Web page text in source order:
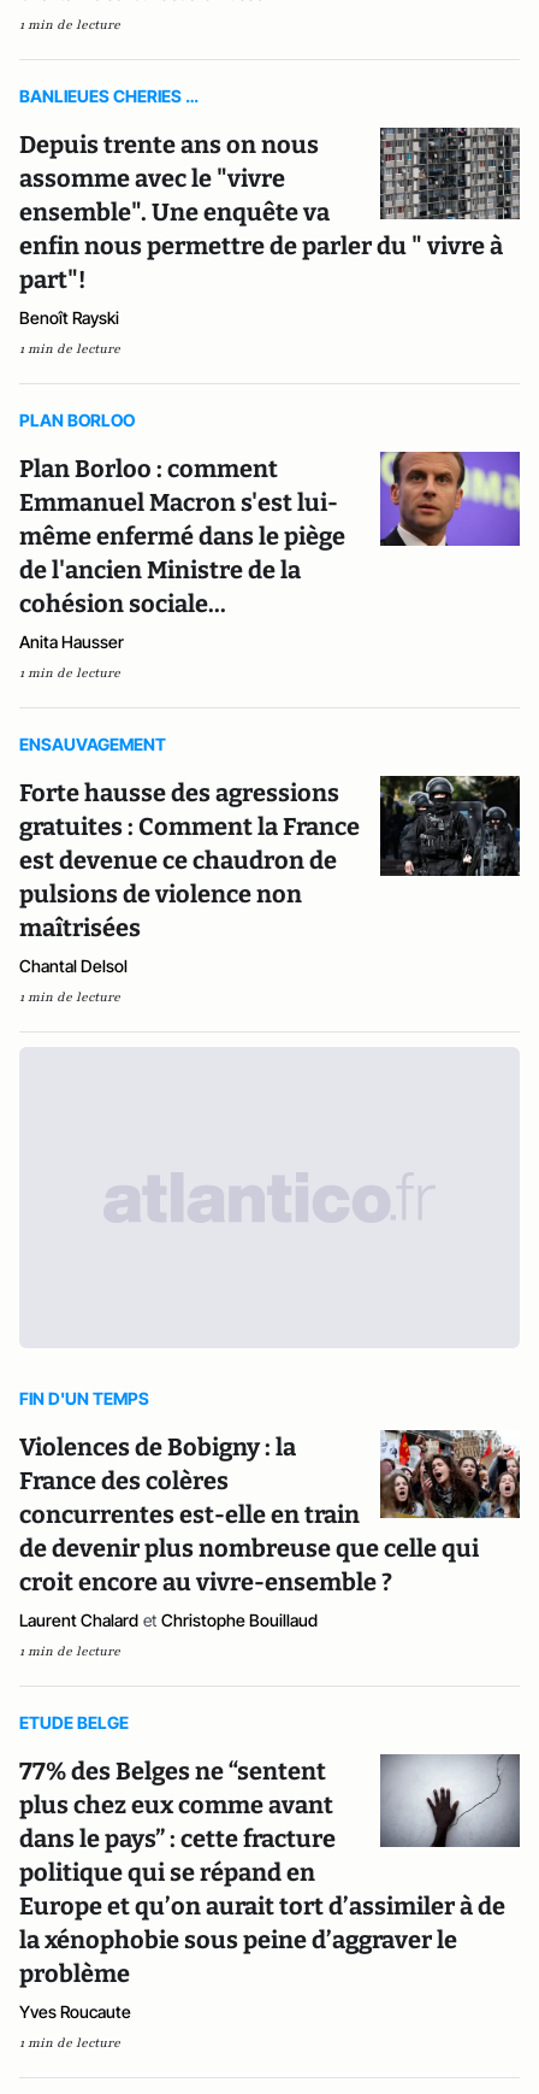
1 min de lecture
BANLIEUES CHERIES …
Depuis trente ans on nous
assomme avec le "vivre
ensemble". Une enquête va
enfin nous permettre de parler du " vivre à
part"!
Benoît Rayski
1 min de lecture
PLAN BORLOO
Plan Borloo : comment
Emmanuel Macron s'est lui-
même enfermé dans le piège
de l'ancien Ministre de la
cohésion sociale...
Anita Hausser
1 min de lecture
ENSAUVAGEMENT
Forte hausse des agressions
gratuites : Comment la France
est devenue ce chaudron de
pulsions de violence non
maîtrisées
Chantal Delsol
1 min de lecture
FIN D'UN TEMPS
Violences de Bobigny : la
France des colères
concurrentes est-elle en train
de devenir plus nombreuse que celle qui
croit encore au vivre-ensemble ?
Laurent Chalard et Christophe Bouillaud
1 min de lecture
ETUDE BELGE
77% des Belges ne “sentent
plus chez eux comme avant
dans le pays” : cette fracture
politique qui se répand en
Europe et qu’on aurait tort d’assimiler à de
la xénophobie sous peine d’aggraver le
problème
Yves Roucaute
1 min de lecture